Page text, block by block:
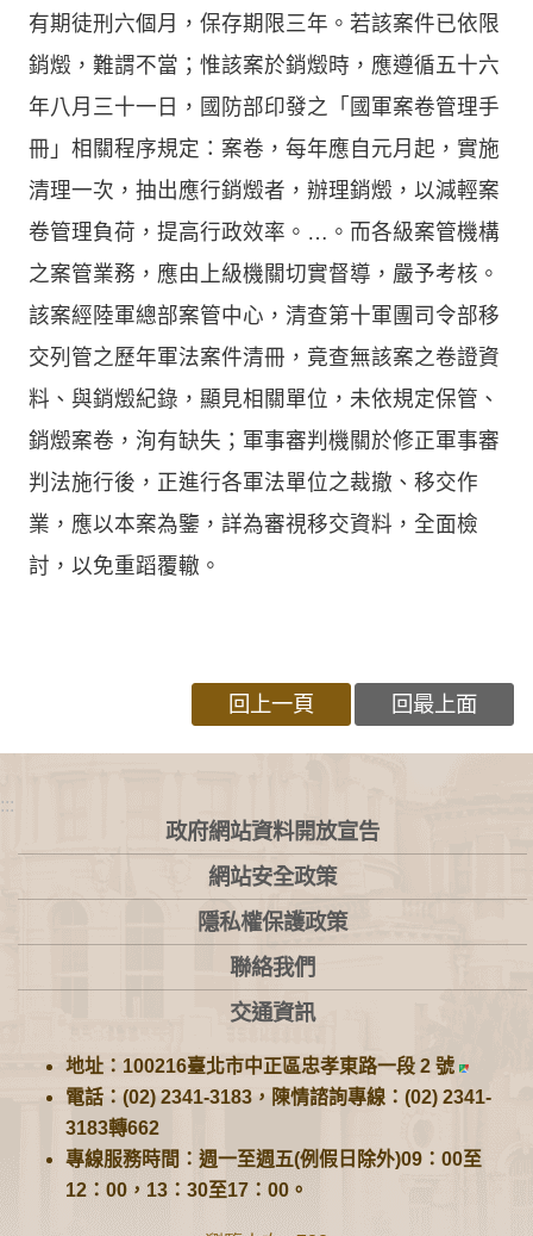
有期徒刑六個月，保存期限三年。若該案件已依限
銷燬，難謂不當；惟該案於銷燬時，應遵循五十六
年八月三十一日，國防部印發之「國軍案卷管理手
冊」相關程序規定：案卷，每年應自元月起，實施
清理一次，抽出應行銷燬者，辦理銷燬，以減輕案
卷管理負荷，提高行政效率。…。而各級案管機構
之案管業務，應由上級機關切實督導，嚴予考核。
該案經陸軍總部案管中心，清查第十軍團司令部移
交列管之歷年軍法案件清冊，竟查無該案之卷證資
料、與銷燬紀錄，顯見相關單位，未依規定保管、
銷燬案卷，洵有缺失；軍事審判機關於修正軍事審
判法施行後，正進行各軍法單位之裁撤、移交作
業，應以本案為鑒，詳為審視移交資料，全面檢
討，以免重蹈覆轍。
回上一頁 回最上面
:::
政府網站資料開放宣告
網站安全政策
隱私權保護政策
聯絡我們
交通資訊
地址：100216臺北市中正區忠孝東路一段 2 號
電話：(02) 2341-3183，陳情諮詢專線：(02) 2341-
3183轉662
專線服務時間：週一至週五(例假日除外)09：00至
12：00，13：30至17：00。